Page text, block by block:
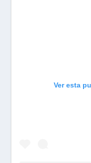
Ver esta